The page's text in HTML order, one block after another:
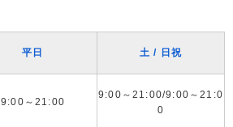
平日 土 / 日祝
9:00～21:00
9:00～21:00/9:00～21:0
0